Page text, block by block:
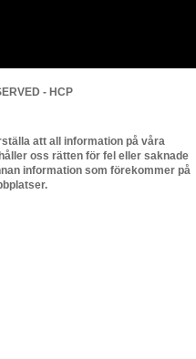
- HCP
att all information på våra
oss rätten för fel eller saknade
information som förekommer på